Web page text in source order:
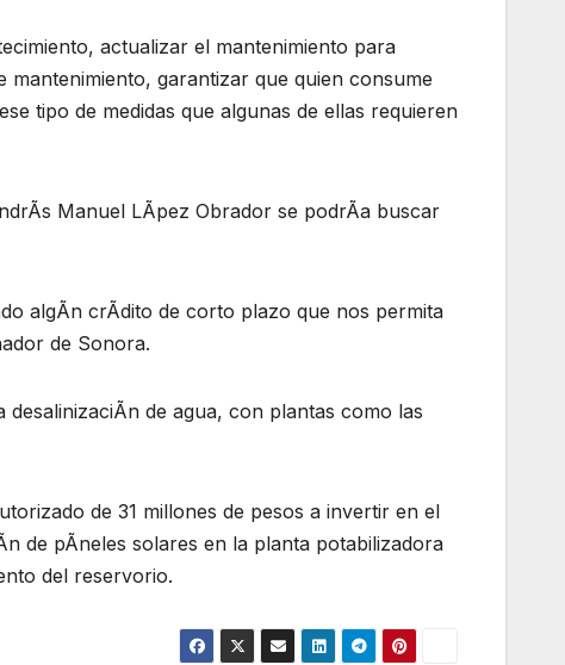
actualizar el mantenimiento para
garantizar que quien consume
tipo de medidas que algunas de ellas requieren
Manuel LÃpez Obrador se podrÃa buscar
algÃn crÃdito de corto plazo que nos permita
de Sonora.
de agua, con plantas como las
de 31 millones de pesos a invertir en el
de pÃneles solares en la planta potabilizadora
del reservorio.